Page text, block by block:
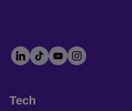
Footer
socials
LinkedIn
TikTokYouTubeInstagram
Tech